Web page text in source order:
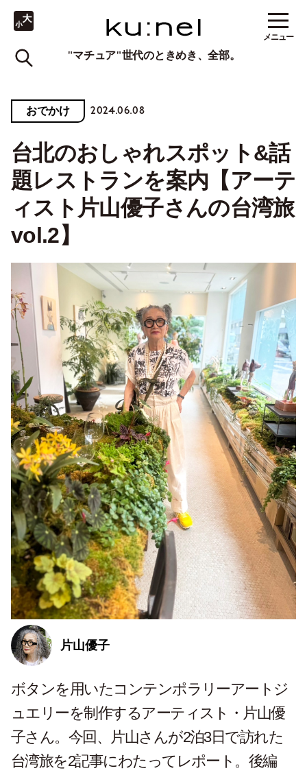
"マチュア"世代のときめき、全部。
メニュー
おでかけ 2024.06.08
台北のおしゃれスポット&話
題レストランを案内【アーテ
ィスト片山優子さんの台湾旅
vol.2】
片山優子
ボタンを用いたコンテンポラリーアートジ
ュエリーを制作するアーティスト・片山優
子さん。今回、片山さんが2泊3日で訪れた
台湾旅を2記事にわたってレポート。後編